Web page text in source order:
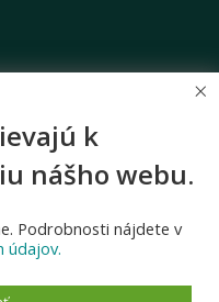
×
k
nášho webu.
Podrobnosti nájdete v
údajov.